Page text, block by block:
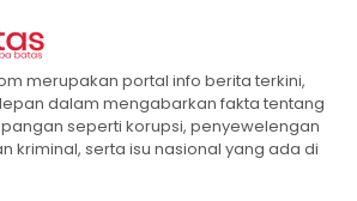
merupakan portal info berita terkini,
dalam mengabarkan fakta tentang
seperti korupsi, penyewelengan
kriminal, serta isu nasional yang ada di